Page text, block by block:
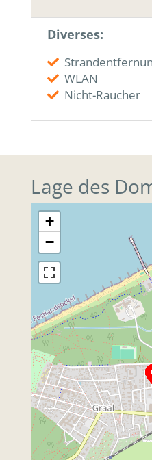
Diverses:
WLAN
Nicht-Raucher
Lage des
+
−